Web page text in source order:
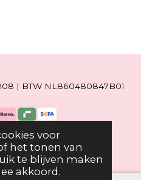
voor
het tonen van
te blijven maken
akkoord.
| BTW NL860480847B01